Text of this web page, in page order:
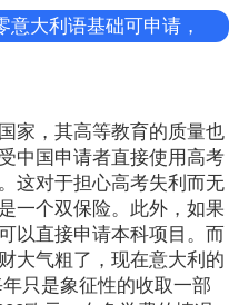
大利语基础可申请，
家，其高等教育的质量也
中国申请者直接使用高考
这对于担心高考失利而无
一个双保险。此外，如果
以直接申请本科项目。 而
大气粗了，现在意大利的
只是象征性的收取一部